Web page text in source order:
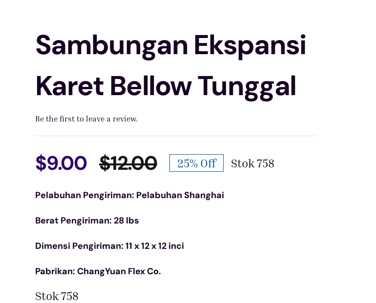
Sambungan Ekspansi
Karet Bellow Tunggal
Be the first to leave a review.
$12.00
Harga
aslinya
adalah:
$12.00.
$9.00
Harga
saat
ini
adalah:
25% Off Stok 758
Pelabuhan Pengiriman: Pelabuhan Shanghai
Berat Pengiriman: 28 lbs
Dimensi Pengiriman: 11 x 12 x 12 inci
Pabrikan: ChangYuan Flex Co.
Stok 758